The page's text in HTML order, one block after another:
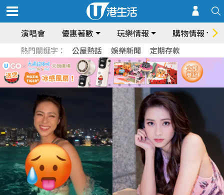
演唱會 優惠著數 玩樂情報 購物情報
熱門關鍵字： 公屋熱話 娛樂新聞 定期存款